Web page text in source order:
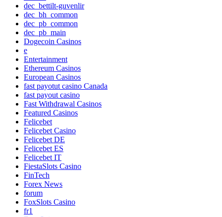
dec_bettilt-guvenlir
dec_bh_common
dec_pb_common
dec_pb_main
Dogecoin Casinos
e
Entertainment
Ethereum Casinos
European Casinos
fast payotut casino Canada
fast payout casino
Fast Withdrawal Casinos
Featured Casinos
Felicebet
Felicebet Casino
Felicebet DE
Felicebet ES
Felicebet IT
FiestaSlots Casino
FinTech
Forex News
forum
FoxSlots Casino
fr1